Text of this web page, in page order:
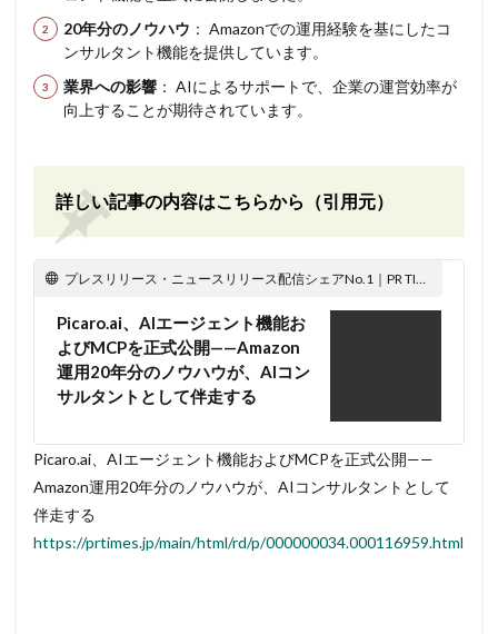
20年分のノウハウ ： Amazonでの運用経験を基にしたコ
ンサルタント機能を提供しています。
業界への影響 ： AIによるサポートで、企業の運営効率が
向上することが期待されています。
詳しい記事の内容はこちらから（引用元）
プレスリリース・ニュースリリース配信シェアNo.1｜PR TIMES
Picaro.ai、AIエージェント機能お
よびMCPを正式公開——Amazon
運用20年分のノウハウが、AIコン
サルタントとして伴走する
Picaro.ai、AIエージェント機能およびMCPを正式公開——
Amazon運用20年分のノウハウが、AIコンサルタントとして
伴走する
https://prtimes.jp/main/html/rd/p/000000034.000116959.html